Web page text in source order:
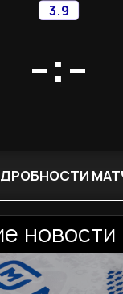
3.9
-:-
новости